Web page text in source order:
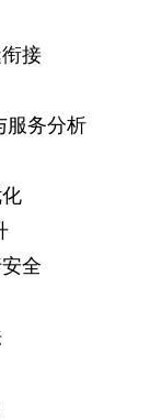
接
服务分析
全